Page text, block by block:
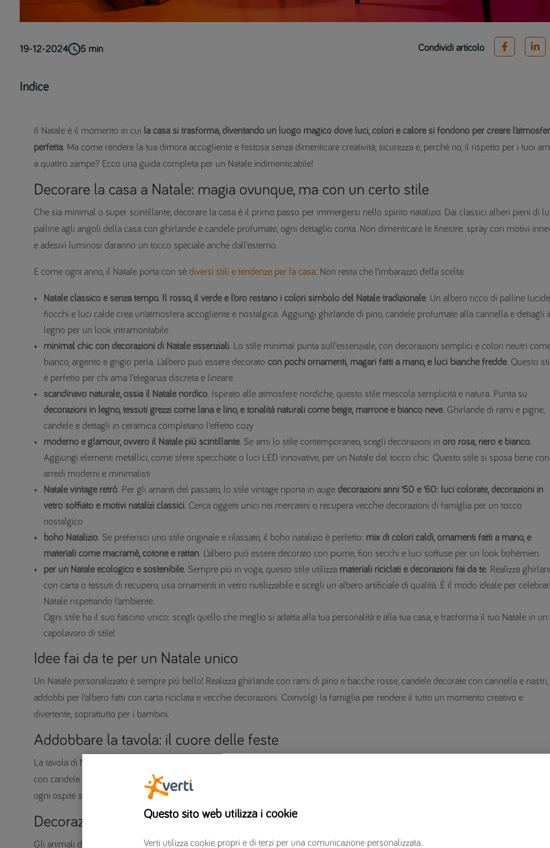
19-12-2024 5 min Condividi articolo
Indice
Il Natale è il momento in cui la casa si trasforma, diventando un luogo magico dove luci, colori e calore si fondono per creare
perfetta. Ma come rendere la tua dimora accogliente e festosa senza dimenticare creatività, sicurezza e, perché no, il rispetto per i tuoi
a quattro zampe? Ecco una guida completa per un Natale indimenticabile!
Decorare la casa a Natale: magia ovunque, ma con un certo stile
Che sia minimal o super scintillante, decorare la casa è il primo passo per immergersi nello spirito natalizio. Dai classici alberi pieni di
palline agli angoli della casa con ghirlande e candele profumate, ogni dettaglio conta. Non dimenticare le finestre: spray con motivi
e adesivi luminosi daranno un tocco speciale anche dall’esterno.
E come ogni anno, il Natale porta con sédiversi stili e tendenze per la casa. Non resta che l’imbarazzo della scelta:
Natale classico e senza tempo. Il rosso, il verde e l’oro restano i colori simbolo del Natale tradizionale. Un albero ricco di palline lucide,
fiocchi e luci calde crea un’atmosfera accogliente e nostalgica. Aggiungi ghirlande di pino, candele profumate alla cannella e dettagli
legno per un look intramontabile
minimal chic con decorazioni di Natale essenziali. Lo stile minimal punta sull’essenziale, con decorazioni semplici e colori neutri
bianco, argento e grigio perla. L’albero può essere decorato con pochi ornamenti, magari fatti a mano, e luci bianche fredde. Questo
è perfetto per chi ama l’eleganza discreta e lineare
scandinavo naturale, ossia il Natale nordico. Ispirato alle atmosfere nordiche, questo stile mescola semplicità e natura. Punta su
decorazioni in legno, tessuti grezzi come lana e lino, e tonalità naturali come beige, marrone e bianco neve. Ghirlande di rami e pigne,
candele e dettagli in ceramica completano l’effetto cozy
moderno e glamour, ovvero il Natale più scintillante. Se ami lo stile contemporaneo, scegli decorazioni in oro rosa, nero e bianco.
Aggiungi elementi metallici, come sfere specchiate o luci LED innovative, per un Natale dal tocco chic. Questo stile si sposa bene con
arredi moderni e minimalisti
Natale vintage retrò. Per gli amanti del passato, lo stile vintage riporta in auge decorazioni anni ‘50 e ‘60: luci colorate, decorazioni in
vetro soffiato e motivi natalizi classici. Cerca oggetti unici nei mercatini o recupera vecchie decorazioni di famiglia per un tocco
nostalgico
boho Natalizio. Se preferisci uno stile originale e rilassato, il boho natalizio è perfetto: mix di colori caldi, ornamenti fatti a mano, e
materiali come macramè, cotone e rattan. L’albero può essere decorato con piume, fiori secchi e luci soffuse per un look bohémien
per un Natale ecologico e sostenibile. Sempre più in voga, questo stile utilizza materiali riciclati e decorazioni fai da te. Realizza
con carta o tessuti di recupero, usa ornamenti in vetro riutilizzabile e scegli un albero artificiale di qualità. È il modo ideale per
Natale rispettando l’ambiente.
Ogni stile ha il suo fascino unico: scegli quello che meglio si adatta alla tua personalità e alla tua casa, e trasforma il tuo Natale in un
capolavoro di stile!
Idee fai da te per un Natale unico
Un Natale personalizzato è sempre più bello! Realizza ghirlande con rami di pino e bacche rosse, candele decorate con cannella e nastri,
addobbi per l’albero fatti con carta riciclata e vecchie decorazioni. Coinvolgi la famiglia per rendere il tutto un momento creativo e
divertente, soprattutto per i bambini.
Addobbare la tavola: il cuore delle feste
La tavola di Natale merita un’attenzione speciale. Scegli una tovaglia elegante, abbina piatti e bicchieri in tema e aggiungi un centrotavola
con candele e rami verdi. Non dimenticare i segnaposto: possono essere semplici pigne o bigliettini personalizzati, perfetti per far sentire
ogni ospite speciale.
Decorazioni pet-friendly: perché anche loro fanno parte della famiglia
Gli animali domestici sono parte integrante della nostra vita e meritano di vivere il Natale in serenità, proprio come noi. Se hai un cane o
Questo sito web utilizza i cookie
Verti utilizza cookie propri e di terzi per una comunicazione personalizzata.